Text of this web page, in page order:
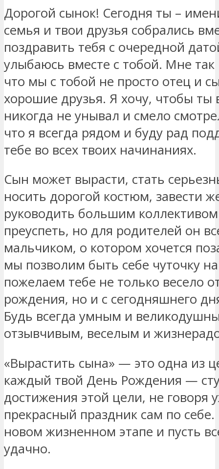
Дорогой сынок! Сегодня ты –
семья и твои друзья собрались
поздравить тебя с очередной
улыбаюсь вместе с тобой. Мне так
что мы с тобой не просто отец и
хорошие друзья. Я хочу, чтобы ты
никогда не унывал и смело
что я всегда рядом и буду рад
тебе во всех твоих начинаниях.
Сын может вырасти, стать
носить дорогой костюм, завести
руководить большим
преуспеть, но для родителей он
мальчиком, о котором хочется
мы позволим быть себе чуточку
пожелаем тебе не только весело
рождения, но и с сегодняшнего
Будь всегда умным и
отзывчивым, веселым и
«Вырастить сына» — это одна из
каждый твой День Рождения —
достижения этой цели, не говоря
прекрасный праздник сам по себе.
новом жизненном этапе и пусть
удачно.